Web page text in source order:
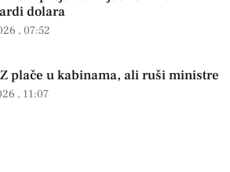
dolara
07:52
plače u kabinama, ali ruši ministre
11:07